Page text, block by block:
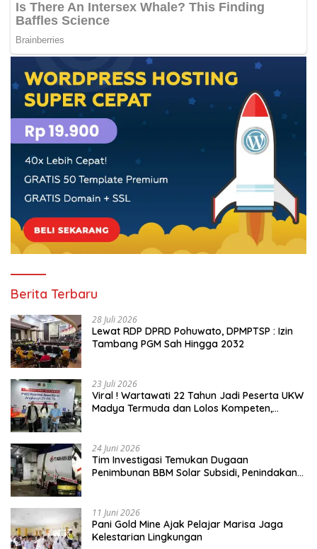
Berita Terbaru
28 Juli 2026
Lewat RDP DPRD Pohuwato, DPMPTSP : Izin
Tambang PGM Sah Hingga 2032
23 Juli 2026
Viral ! Wartawati 22 Tahun Jadi Peserta UKW
Madya Termuda dan Lolos Kompeten,
24 Juni 2026
Tim Investigasi Temukan Dugaan
Penimbunan BBM Solar Subsidi, Penindakan
11 Juni 2026
Pani Gold Mine Ajak Pelajar Marisa Jaga
Kelestarian Lingkungan